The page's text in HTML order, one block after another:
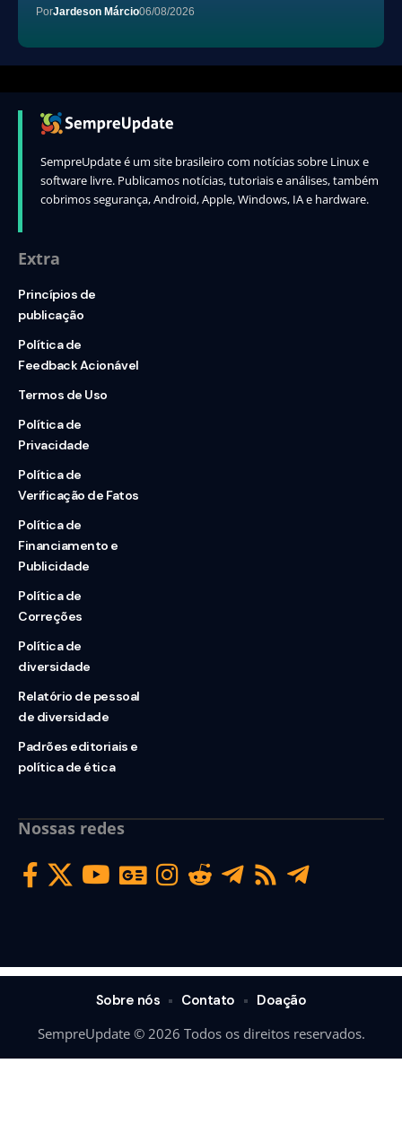
PorJardeson Márcio06/08/2026
SempreUpdate é um site brasileiro com notícias sobre Linux e
software livre. Publicamos notícias, tutoriais e análises, também
cobrimos segurança, Android, Apple, Windows, IA e hardware.
Extra
Princípios de
publicação
Política de
Feedback Acionável
Termos de Uso
Política de
Privacidade
Política de
Verificação de Fatos
Política de
Financiamento e
Publicidade
Política de
Correções
Política de
diversidade
Relatório de pessoal
de diversidade
Padrões editoriais e
política de ética
Nossas redes
SempreUpdate © 2026 Todos os direitos reservados.
Sobre nós Contato Doação